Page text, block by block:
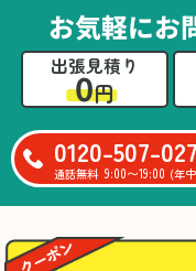
お気軽にお
出張見積り
0円
0120-507-027
通話無料 9:00〜19:00 (年